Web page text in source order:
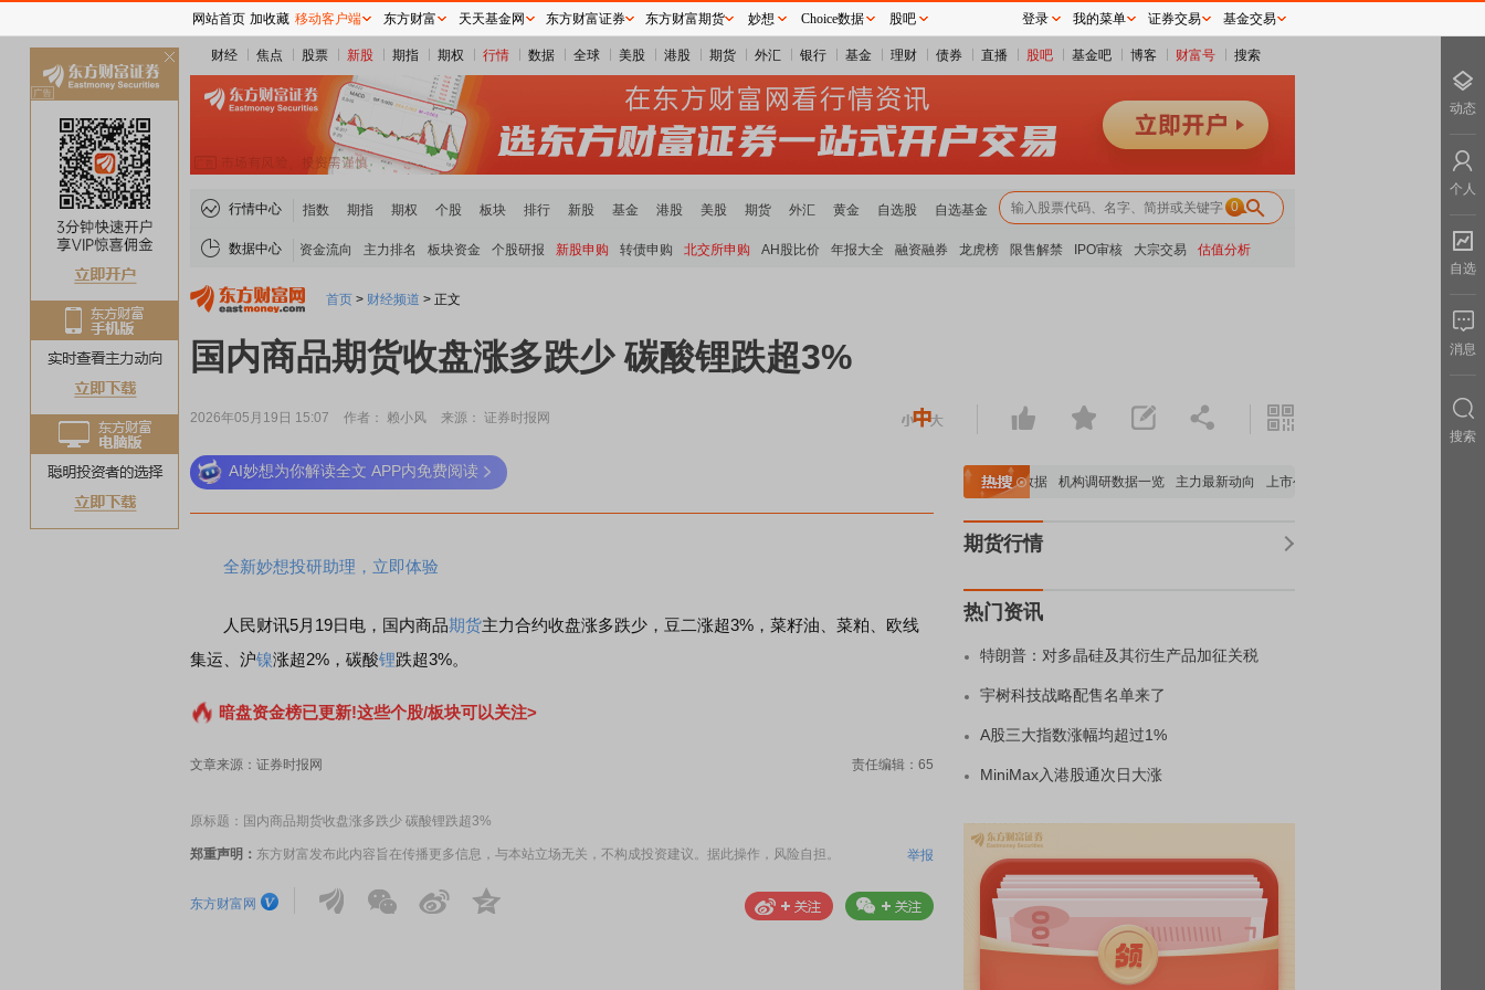
财经 焦点 股票 新股 期指 期权 行情 数据 全球 美股 港股 期货 外汇 银行 基金 理财 债券 直播 股吧 基金吧 博客 财富号 搜索
行情中心 指数 期指 期权 个股 板块 排行 新股 基金 港股 美股 期货 外汇 黄金 自选股 自选基金 0
数据中心 资金流向 主力排名 板块资金 个股研报 新股申购 转债申购 北交所申购 AH股比价 年报大全 融资融券 龙虎榜 限售解禁 IPO审核 大宗交易 估值分析
首页 > 财经频道 > 正文
国内商品期货收盘涨多跌少 碳酸锂跌超3%
2026年05月19日 15:07 作者： 赖小风 来源： 证券时报网
AI妙想为你解读全文 APP内免费阅读
全新妙想投研助理，立即体验
人民财讯5月19日电，国内商品期货主力合约收盘涨多跌少，豆二涨超3%，菜籽油、菜粕、欧线
集运、沪镍涨超2%，碳酸锂跌超3%。
暗盘资金榜已更新!这些个股/板块可以关注>
文章来源：证券时报网 责任编辑：65
原标题：国内商品期货收盘涨多跌少 碳酸锂跌超3%
郑重声明： 东方财富发布此内容旨在传播更多信息，与本站立场无关，不构成投资建议。据此操作，风险自担。 举报
东方财富网
稀土板块领涨 重要机构持股数据 机构调研数据一览 主力最新动向 上市公司限售股解禁一览
期货行情
热门资讯
特朗普：对多晶硅及其衍生产品加征关税
宇树科技战略配售名单来了
A股三大指数涨幅均超过1%
MiniMax入港股通次日大涨
网站首页 加收藏 移动客户端 东方财富 天天基金网 东方财富证券 东方财富期货 妙想 Choice数据 股吧 登录 我的菜单 证券交易 基金交易
动态
个人
自选
消息
搜索
关